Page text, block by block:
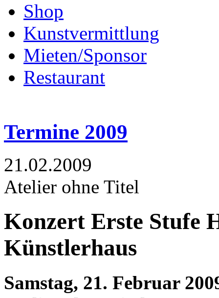
Shop
Kunstvermittlung
Mieten/Sponsor
Restaurant
Termine 2009
21.02.2009
Atelier ohne Titel
Konzert Erste Stufe
Künstlerhaus
Samstag, 21. Februar